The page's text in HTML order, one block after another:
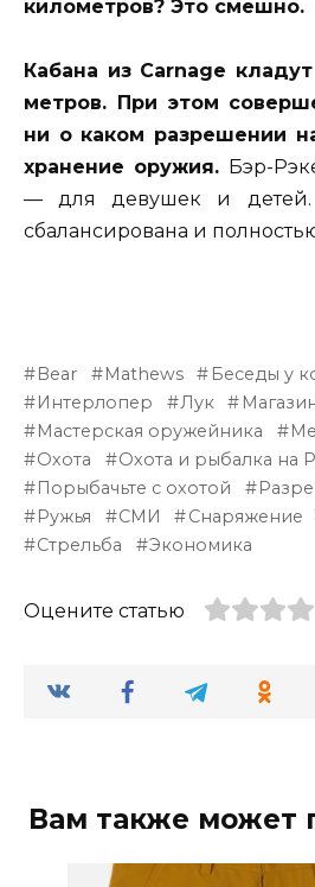
километров? Это смешно.
Кабана из Carnage
метров. При этом
ни о каком разрешении
хранение оружия. Бэр-
— для девушек и
сбалансирована и
Bear Mathews
Беседы у
Интерлопер
Лук
Мастерская оружейника
Охота
Охота и рыбалка на
Порыбачьте с охотой
Ружья
СМИ Снаряжение
Стрельба
Экономика
Оцените статью
Вам также может